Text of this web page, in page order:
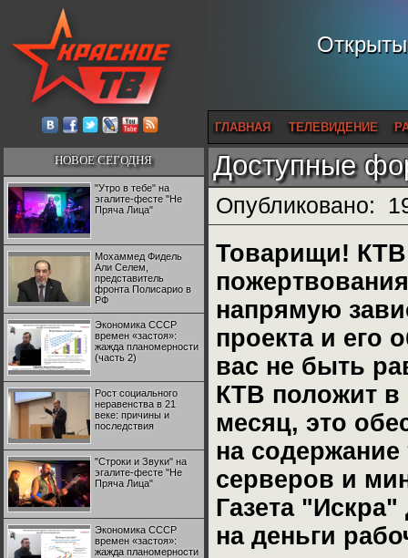
ГЛАВНАЯ ТЕЛЕВИДЕНИЕ
НОВОЕ СЕГОДНЯ
"Утро в тебе" на
эгалите-фесте "Не
Пряча Лица"
Мохаммед Фидель
Али Селем,
представитель
фронта Полисарио в
РФ
Экономика СССР
времен «застоя»:
жажда планомерности
(часть 2)
Рост социального
неравенства в 21
веке: причины и
последствия
"Строки и Звуки" на
эгалите-фесте "Не
Пряча Лица"
Экономика СССР
времен «застоя»:
жажда планомерности
Доступные
Опубликовано:
Товарищи! КТВ
напрямую
проекта и его
вас не быть
КТВ положит в
месяц, это
на содержание
серверов и
Газета
на деньги